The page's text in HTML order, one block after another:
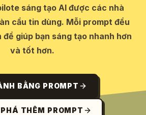
sáng tạo AI được các nhà
cầu tin dùng. Mỗi prompt đều
giúp bạn sáng tạo nhanh hơn
và tốt hơn.
BẰNG PROMPT
THÊM PROMPT